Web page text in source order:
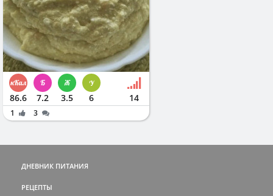
86.6 7.2 3.5 6 14
1 3
ДНЕВНИК ПИТАНИЯ
РЕЦЕПТЫ